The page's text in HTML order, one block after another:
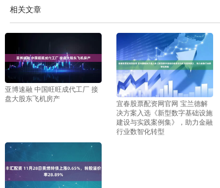
相关文章
亚博速融 中国旺旺成代工厂 接
盘大股东飞机房产
宜春股票配资网官网 宝兰德解
决方案入选《新型数字基础设施
建设与实践案例集》，助力金融
行业数智化转型